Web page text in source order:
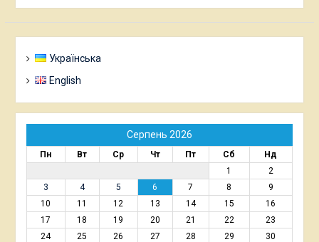
Українська
English
Серпень 2026
Пн Вт Ср Чт Пт Сб
Нд
1
2
3
4 5 6 7 8
9
10
11 12 13 14 15
16
17
18 19 20 21 22
23
24
25 26 27 28 29
30